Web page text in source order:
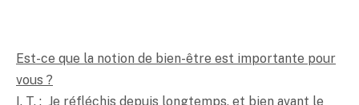
Est-ce que la notion de bien-être est importante pour
vous ?
I. T. : Je réfléchis depuis longtemps, et bien avant le